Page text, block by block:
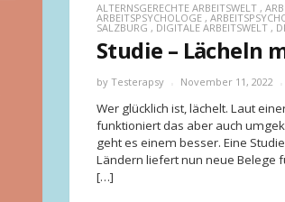
ALTERNSGERECHTE ARBEITSWELT ,
ARBEITSPSYCHOLOGE ,
SALZBURG , DIGITALE ARBEITSWELT ,
Studie – Lächeln
by Testerapsy November 11, 2022
Wer glücklich ist, lächelt. Laut
funktioniert das aber auch
geht es einem besser. Eine
Ländern liefert nun neue Belege
[…]